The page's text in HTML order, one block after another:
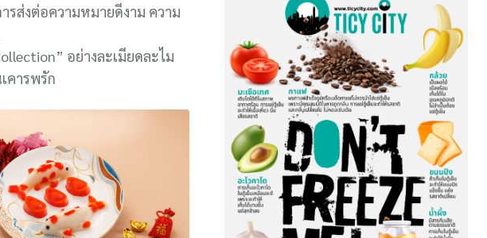
รส่งต่อความหมายดีงาม ความ
อย่างละเมียดละไม
คารพรัก